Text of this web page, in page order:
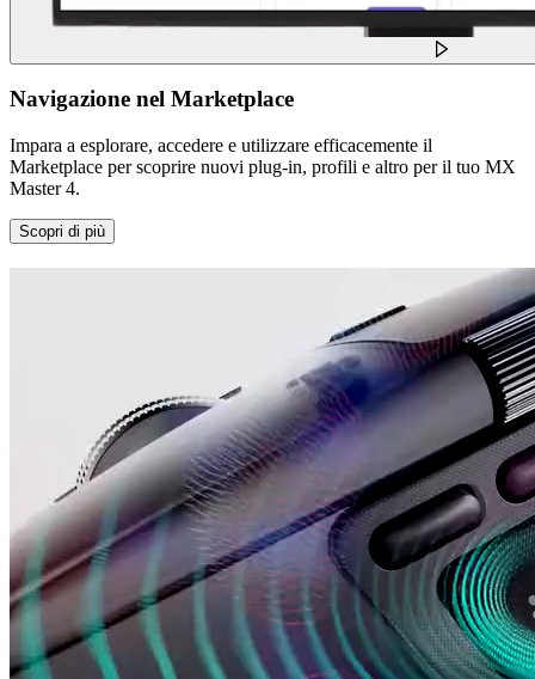
Navigazione nel Marketplace
Impara a esplorare, accedere e utilizzare efficacemente il
Marketplace per scoprire nuovi plug-in, profili e altro per il tuo MX
Master 4.
Scopri di più